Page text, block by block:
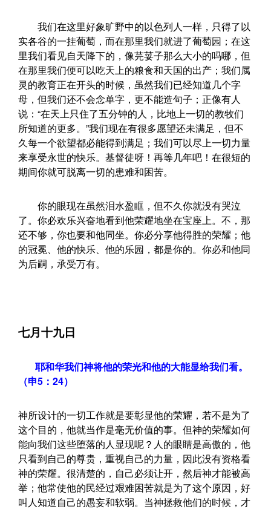
我们在这里好象旷野中的以色列人一样，只得了以
实各谷的一挂葡萄，而在那里我们就进了葡萄园；在这
里我们看见自天降下的，像芫荽子那么大小的吗哪，但
在那里我们便可以吃天上的粮食和天国的出产；我们属
灵的教育正在开头的时候，虽然我们已经知道几个字
母，但我们还不会念单字，更不能造句子；正像有人
说：“在天上只住了五分钟的人，比地上一切的教牧们
所知道的更多。”我们现在有很多愿望还未满足，但不
久每一个欲望都必能得到满足；我们可以尽上一切力量
来享受永世的快乐。基督徒呀！再等几年吧！在很短的
期间你就可脱离一切的患难和困苦。
你的眼现在虽然泪水盈眶，但不久你就没有哭泣
了。你必欢乐兴奋地看到他荣耀地坐在宝座上。不，那
还不够，你也要和他同坐。你必分享他得胜的荣耀；他
的冠冕、他的快乐、他的乐园，都是你的。你必和他同
为后嗣，承受万有。
七月十九日
耶和华我们神将他的荣光和他的大能显给我们看。
（申5：24）
神所设计的一切工作就是要彰显他的荣耀，若不是为了
这个目的，他就当作是毫无价值的事。但神的荣耀如何
能向我们这些堕落的人显现呢？人的眼睛是高傲的，他
只看到自己的尊贵，重视自己的力量，因此没有资格看
神的荣耀。很清楚的，自己必须让开，然后神才能被高
举；他常使他的民经过艰难困苦就是为了这个原因，好
叫人知道自己的愚妄和软弱。当神拯救他们的时候，才